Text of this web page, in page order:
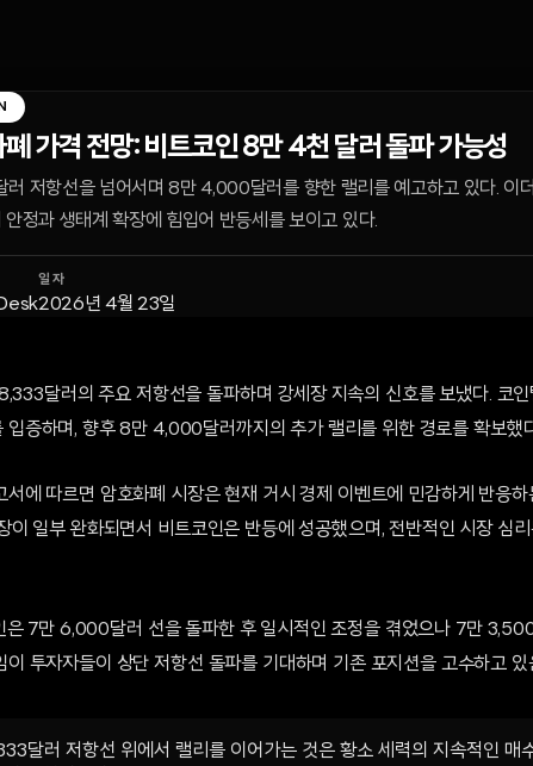
가격 전망: 비트코인 8만 4천 달러 돌파 가능성
저항선을 넘어서며 8만 4,000달러를 향한 랠리를 예고하고 있다. 이
정과 생태계 확장에 힘입어 반등세를 보이고 있다.
일자
2026년 4월 23일
달러의 주요 저항선을 돌파하며 강세장 지속의 신호를 보냈다. 코
입증하며, 향후 8만 4,000달러까지의 추가 랠리를 위한 경로를 확보했
서에 따르면 암호화폐 시장은 현재 거시 경제 이벤트에 민감하게 반응
이 일부 완화되면서 비트코인은 반등에 성공했으며, 전반적인 시장 심
은 7만 6,000달러 선을 돌파한 후 일시적인 조정을 겪었으나 7만
이 투자자들이 상단 저항선 돌파를 기대하며 기존 포지션을 고수하고
달러 저항선 위에서 랠리를 이어가는 것은 황소 세력의 지속적인 매